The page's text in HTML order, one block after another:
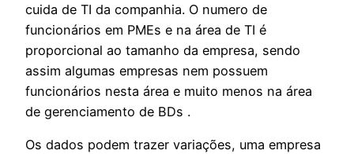
cuida de TI da companhia. O numero de
funcionários em PMEs e na área de TI é
proporcional ao tamanho da empresa, sendo
assim algumas empresas nem possuem
funcionários nesta área e muito menos na área
de gerenciamento de BDs .
Os dados podem trazer variações, uma empresa